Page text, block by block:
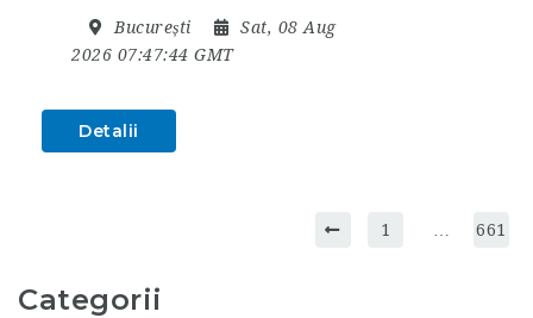
București
Sat, 08 Aug
2026 07:47:44 GMT
Detalii
1 661
Categorii